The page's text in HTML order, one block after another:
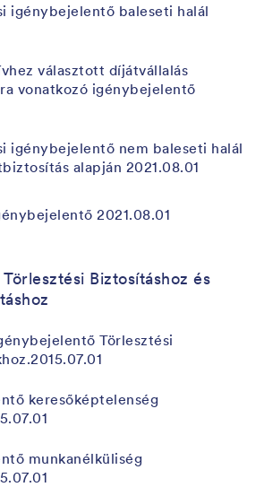
igénybejelentő baleseti halál
választott díjátvállalás
vonatkozó igénybejelentő
igénybejelentő nem baleseti halál
alapján 2021.08.01
2021.08.01
Biztosításhoz és
Törlesztési
keresőképtelenség
munkanélküliség